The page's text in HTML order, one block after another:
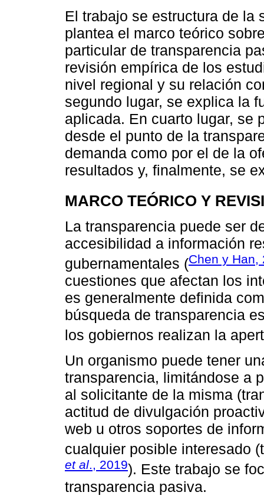
El trabajo se estructura de la
plantea el marco teórico
particular de transparencia
revisión empírica de los
nivel regional y su relación
segundo lugar, se explica la
aplicada. En cuarto lugar, se
desde el punto de la
demanda como por el de la
resultados y, finalmente, se
MARCO TEÓRICO Y
La transparencia puede ser
accesibilidad a información
gubernamentales (Chen y Han,
cuestiones que afectan los
es generalmente definida
búsqueda de transparencia
los gobiernos realizan la
Un organismo puede tener
transparencia, limitándose a
al solicitante de la misma
actitud de divulgación
web u otros soportes de
cualquier posible interesado
et al., 2019). Este trabajo se
transparencia pasiva.